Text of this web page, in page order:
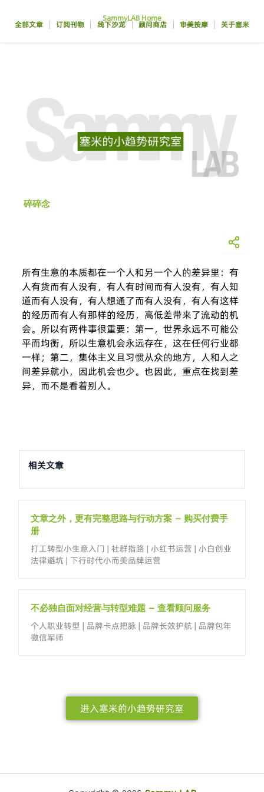
SammyLAB Home
全部文章 订阅刊物 线下沙龙 顾问商店 审美按摩 关于塞米
碎碎念
所有生意的本质都在一个人和另一个人的差异里：有
人有货而有人没有，有人有时间而有人没有，有人知
道而有人没有，有人想通了而有人没有，有人有这样
的经历而有人有那样的经历，高低差带来了流动的机
会。所以有两件事很重要：第一，世界永远不可能公
平而均衡，所以生意机会永远存在，这在任何行业都
一样；第二，集体主义且习惯从众的地方，人和人之
间差异就小，因此机会也少。也因此，重点在找到差
异，而不是看着别人。
相关文章
文章之外，更有完整思路与行动方案 – 购买付费手
册
打工转型小生意入门 | 社群指路 | 小红书运营 | 小白创业
法律避坑 | 下行时代小而美品牌运营
不必独自面对经营与转型难题 – 查看顾问服务
个人职业转型 | 品牌卡点把脉 | 品牌长效护航 | 品牌包年
微信军师
进入塞米的小趋势研究室